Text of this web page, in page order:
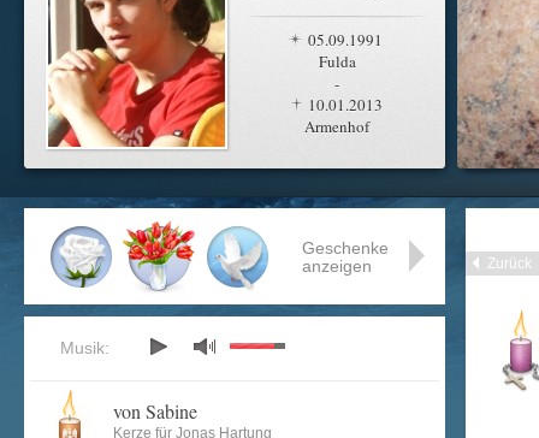
05.09.1991
Fulda
-
10.01.2013
Armenhof
Zurück
Geschenke
anzeigen
Musik:
von Sabine
Kerze für Jonas Hartung